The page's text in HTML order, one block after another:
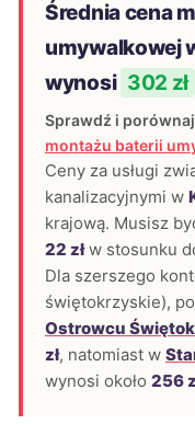
Średnia cena
umywalkowej
wynosi 302 zł
Sprawdź i
montażu baterii
Ceny za usługi
kanalizacyjnymi w
krajową. Musisz
22 złw stosunku
Dla szerszego
świętokrzyskie),
Ostrowcu
zł, natomiast w
wynosi około 256